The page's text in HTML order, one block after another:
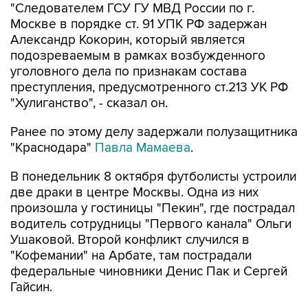
"Следователем ГСУ ГУ МВД России по г.
Москве в порядке ст. 91 УПК РФ задержан
Александр Кокорин, который является
подозреваемым в рамках возбужденного
уголовного дела по признакам состава
преступления, предусмотренного ст.213 УК РФ
"Хулиганство", - сказал он.
Ранее по этому делу задержали полузащитника
"Краснодара" Павла Мамаева.
В понедельник 8 октября футболисты устроили
две драки в центре Москвы. Одна из них
произошла у гостиницы "Пекин", где пострадал
водитель сотрудницы "Первого канала" Ольги
Ушаковой. Второй конфликт случился в
"Кофемании" на Арбате, там пострадали
федеральные чиновники Денис Пак и Сергей
Гайсин.